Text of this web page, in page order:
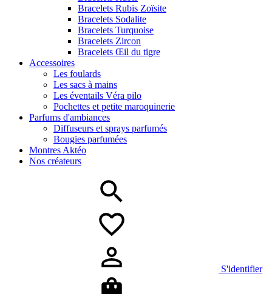
Bracelets Rubis Zoïsite
Bracelets Sodalite
Bracelets Turquoise
Bracelets Zircon
Bracelets Œil du tigre
Accessoires
Les foulards
Les sacs à mains
Les éventails Véra pilo
Pochettes et petite maroquinerie
Parfums d'ambiances
Diffuseurs et sprays parfumés
Bougies parfumées
Montres Aktéo
Nos créateurs
S'identifier